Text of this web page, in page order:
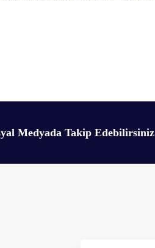
Medyada Takip Edebilirsiniz